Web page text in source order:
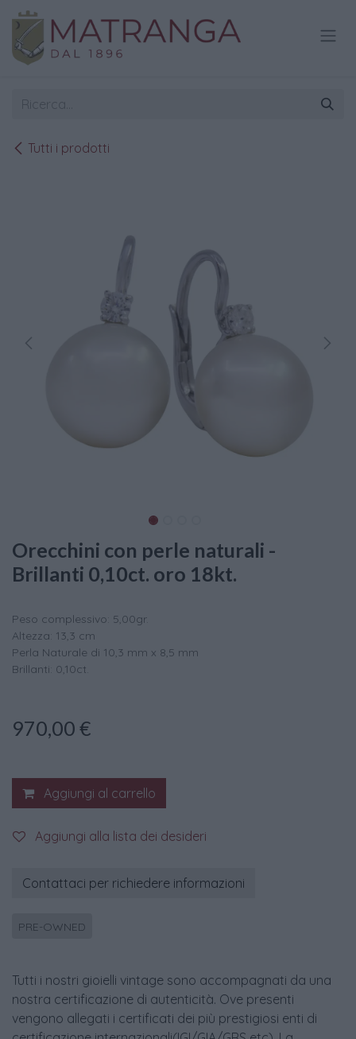
Passa al contenuto
Tutti i prodotti
Orecchini con perle naturali -
Brillanti 0,10ct. oro 18kt.
Peso complessivo: 5,00gr.
Altezza: 13,3 cm
Perla Naturale di 10,3 mm x 8,5 mm
Brillanti: 0,10ct.
970,00 €
Aggiungi al carrello
Aggiungi alla lista dei desideri
Contattaci per richiedere informazioni
PRE-OWNED
Tutti i nostri gioielli vintage sono accompagnati da una
nostra certificazione di autenticità. Ove presenti
vengono allegati i certificati dei più prestigiosi enti di